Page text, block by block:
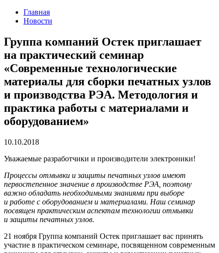
Главная
Новости
Группа компаний Остек приглашает
на практический семинар
«Современные технологические
материалы для сборки печатных узлов
и производства РЭА. Методология и
практика работы с материалами и
оборудованием»
10.10.2018
Уважаемые разработчики и производители электроники!
Процессы отмывки и защиты печатных узлов имеют
первостепенное значение в производстве РЭА, поэтому
важно обладать необходимыми знаниями при выборе
и работе с оборудованием и материалами. Наш семинар
посвящен практическим аспектам технологии отмывки
и защиты печатных узлов.
21 ноября Группа компаний Остек приглашает вас принять
участие в практическом семинаре, посвященном современным